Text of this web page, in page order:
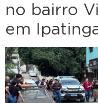
no bairro
em